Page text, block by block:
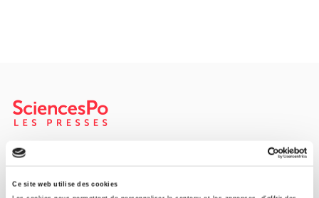
Ce site web utilise des cookies
SCIENCES PO UNIVERSITY PRESS has a threefold role: to publish
original research, to edit reference works for student use, and to
help public and political debate.